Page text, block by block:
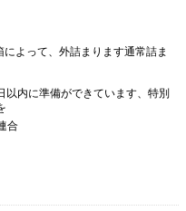
よって、外詰まります通常詰ま
以内に準備ができています、特別
合